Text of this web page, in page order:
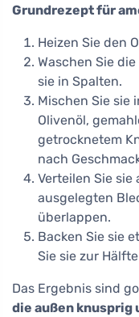
Grundrezept für
Heizen Sie den
Waschen Sie
sie in Spalten.
Mischen Sie sie
Olivenöl,
getrocknetem
nach
Verteilen Sie
ausgelegten
überlappen.
Backen Sie sie
Sie sie zur
Das Ergebnis sind
die außen knusprig